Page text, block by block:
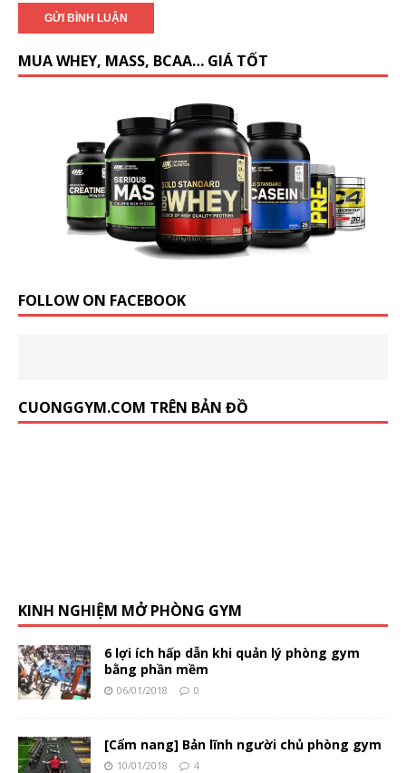
MUA WHEY, MASS, BCAA… GIÁ TỐT
FOLLOW ON FACEBOOK
CUONGGYM.COM TRÊN BẢN ĐỒ
KINH NGHIỆM MỞ PHÒNG GYM
6 lợi ích hấp dẫn khi quản lý phòng gym
bằng phần mềm
06/01/2018 0
[Cẩm nang] Bản lĩnh người chủ phòng gym
10/01/2018 4